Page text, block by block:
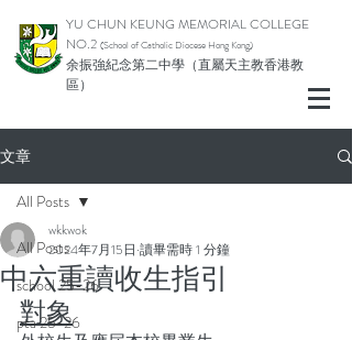
YU CHUN KEUNG MEMORIAL COLLEGE
NO.2 (School of Catholic Diocese Hong Kong)
余振強紀念第二中學（直屬天主教香港教
區）
文章
All Posts
school 25-26
pta 25-26
All Posts
中六重讀收生指引
wkkwok
2024年7月15日 讀畢需時 1 分鐘
對象